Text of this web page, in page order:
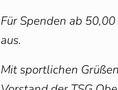
Für Spenden ab
aus.
Mit sportlichen Grüßen